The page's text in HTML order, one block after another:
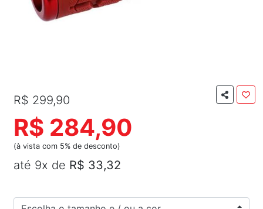
R$ 299,90
R$ 284,90
(à vista com 5% de desconto)
até 9x de R$ 33,32